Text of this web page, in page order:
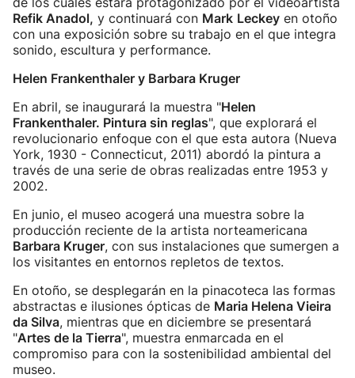
Refik Anadol, y continuará con Mark Leckey en otoño
con una exposición sobre su trabajo en el que integra
sonido, escultura y performance.
Helen Frankenthaler y Barbara Kruger
En abril, se inaugurará la muestra "Helen
Frankenthaler. Pintura sin reglas", que explorará el
revolucionario enfoque con el que esta autora (Nueva
York, 1930 - Connecticut, 2011) abordó la pintura a
través de una serie de obras realizadas entre 1953 y
2002.
En junio, el museo acogerá una muestra sobre la
producción reciente de la artista norteamericana
Barbara Kruger, con sus instalaciones que sumergen a
los visitantes en entornos repletos de textos.
En otoño, se desplegarán en la pinacoteca las formas
abstractas e ilusiones ópticas de Maria Helena Vieira
da Silva, mientras que en diciembre se presentará
"Artes de la Tierra", muestra enmarcada en el
compromiso para con la sostenibilidad ambiental del
museo.